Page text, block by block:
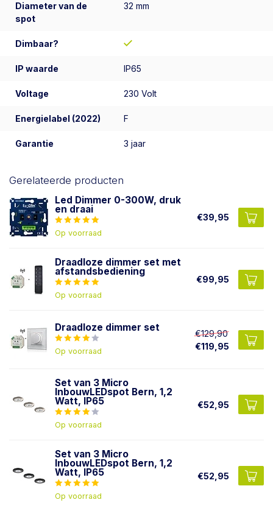
Diameter van de
spot
32 mm
Dimbaar?
IP waarde IP65
Voltage 230 Volt
Energielabel (2022) F
Garantie 3 jaar
Gerelateerde producten
Led Dimmer 0-300W, druk
en draai
Op voorraad
€39,95
Draadloze dimmer set met
afstandsbediening
Op voorraad
€99,95
Draadloze dimmer set
Op voorraad
€129,90
€119,95
Set van 3 Micro
InbouwLEDspot Bern, 1,2
Watt, IP65
Op voorraad
€52,95
Set van 3 Micro
InbouwLEDspot Bern, 1,2
Watt, IP65
Op voorraad
€52,95